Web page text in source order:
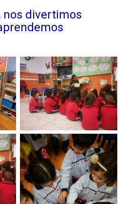
divertimos